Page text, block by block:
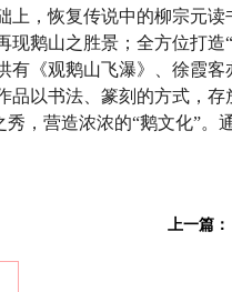
上，恢复传说中的柳宗元
现鹅山之胜景；全方位打
有《观鹅山飞瀑》、徐霞
品以书法、篆刻的方式，
秀，营造浓浓的“鹅文化”
上一篇：